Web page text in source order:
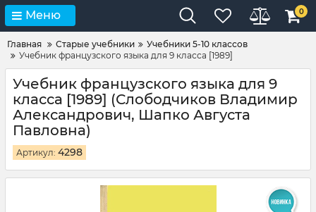
Меню 0
Главная Старые учебники
Учебники 5-10 классов
Учебник французского языка для 9 класса [1989]
Учебник французского языка для 9
класса [1989] (Слободчиков Владимир
Александрович, Шапко Августа
Павловна)
Артикул: 4298